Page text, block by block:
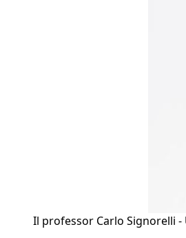
Il professor Carlo Signorelli -